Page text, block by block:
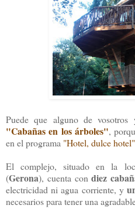
Puede que alguno de
"Cabañas en los árboles",
en el programa "Hotel, dulce hotel"
El complejo, situado en la
(Gerona), cuenta condiez
electricidad ni agua corriente, y
necesarios para tener una